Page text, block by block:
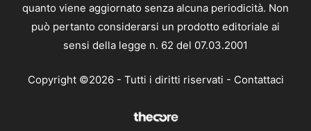
quanto viene aggiornato senza alcuna periodicità. Non
può pertanto considerarsi un prodotto editoriale ai
sensi della legge n. 62 del 07.03.2001
Copyright ©2026 - Tutti i diritti riservati - Contattaci